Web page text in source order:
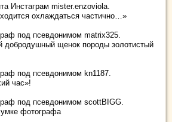
Инстаграм mister.enzoviola.
охлаждаться частично…»
под псевдонимом matrix325.
добродушный щенок породы золотистый
под псевдонимом kn1187.
час»!
под псевдонимом scottBIGG.
фотографа